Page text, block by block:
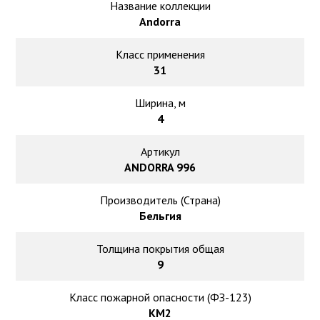
Название коллекции
Andorra
Класс применения
31
Ширина, м
4
Артикул
ANDORRA 996
Производитель (Страна)
Бельгия
Толщина покрытия общая
9
Класс пожарной опасности (ФЗ-123)
КМ2